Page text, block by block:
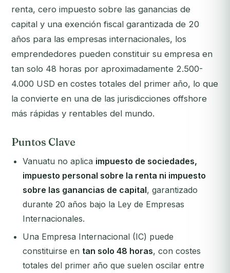
renta, cero impuesto sobre las ganancias de
capital y una exención fiscal garantizada de 20
años para las empresas internacionales, los
emprendedores pueden constituir su empresa en
tan solo 48 horas por aproximadamente 2.500-
4.000 USD en costes totales del primer año, lo que
la convierte en una de las jurisdicciones offshore
más rápidas y rentables del mundo.
Puntos Clave
Vanuatu no aplica impuesto de sociedades,
impuesto personal sobre la renta ni impuesto
sobre las ganancias de capital, garantizado
durante 20 años bajo la Ley de Empresas
Internacionales.
Una Empresa Internacional (IC) puede
constituirse en tan solo 48 horas, con costes
totales del primer año que suelen oscilar entre